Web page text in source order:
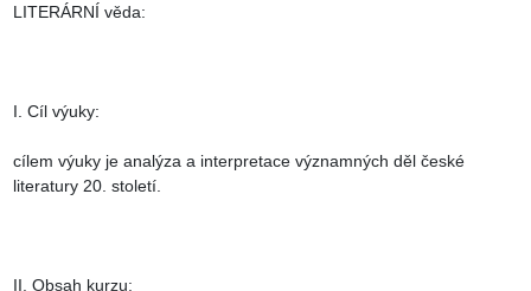
LITERÁRNÍ věda:
I. Cíl výuky:
cílem výuky je analýza a interpretace významných děl české
literatury 20. století.
II. Obsah kurzu: